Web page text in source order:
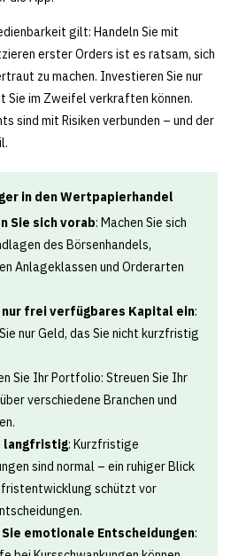
gilt: Handeln Sie mit
erster Orders ist es ratsam, sich
zu machen. Investieren Sie nur
Sie im Zweifel verkraften können.
sind mit Risiken verbunden – und der
in den Wertpapierhandel
Sie sich vorab: Machen Sie sich
des Börsenhandels,
Anlageklassen und Orderarten
nur frei verfügbares Kapital ein:
nur Geld, das Sie nicht kurzfristig
Sie Ihr Portfolio: Streuen Sie Ihr
verschiedene Branchen und
langfristig: Kurzfristige
sind normal – ein ruhiger Blick
schützt vor
emotionale Entscheidungen: